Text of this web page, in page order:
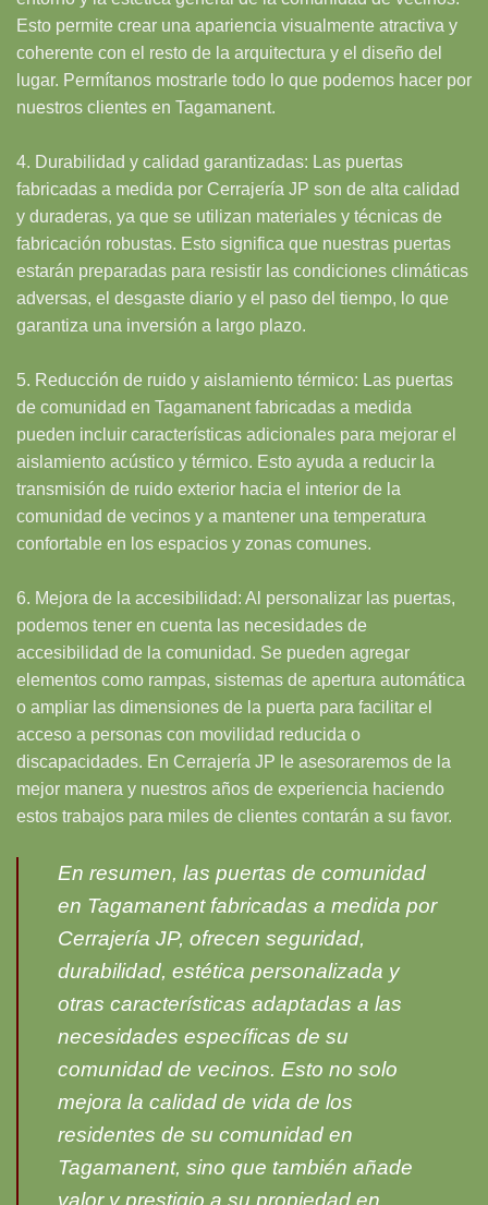
Esto permite crear una apariencia visualmente atractiva y
coherente con el resto de la arquitectura y el diseño del
lugar. Permítanos mostrarle todo lo que podemos hacer por
nuestros clientes en Tagamanent.
4. Durabilidad y calidad garantizadas: Las puertas
fabricadas a medida por Cerrajería JP son de alta calidad
y duraderas, ya que se utilizan materiales y técnicas de
fabricación robustas. Esto significa que nuestras puertas
estarán preparadas para resistir las condiciones climáticas
adversas, el desgaste diario y el paso del tiempo, lo que
garantiza una inversión a largo plazo.
5. Reducción de ruido y aislamiento térmico: Las puertas
de comunidad en Tagamanent fabricadas a medida
pueden incluir características adicionales para mejorar el
aislamiento acústico y térmico. Esto ayuda a reducir la
transmisión de ruido exterior hacia el interior de la
comunidad de vecinos y a mantener una temperatura
confortable en los espacios y zonas comunes.
6. Mejora de la accesibilidad: Al personalizar las puertas,
podemos tener en cuenta las necesidades de
accesibilidad de la comunidad. Se pueden agregar
elementos como rampas, sistemas de apertura automática
o ampliar las dimensiones de la puerta para facilitar el
acceso a personas con movilidad reducida o
discapacidades. En Cerrajería JP le asesoraremos de la
mejor manera y nuestros años de experiencia haciendo
estos trabajos para miles de clientes contarán a su favor.
En resumen, las puertas de comunidad
en Tagamanent fabricadas a medida por
Cerrajería JP, ofrecen seguridad,
durabilidad, estética personalizada y
otras características adaptadas a las
necesidades específicas de su
comunidad de vecinos. Esto no solo
mejora la calidad de vida de los
residentes de su comunidad en
Tagamanent, sino que también añade
valor y prestigio a su propiedad en